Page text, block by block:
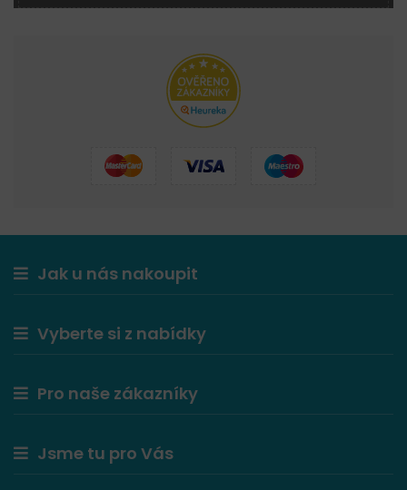
Jak u nás nakoupit
Vyberte si z nabídky
Pro naše zákazníky
Jsme tu pro Vás